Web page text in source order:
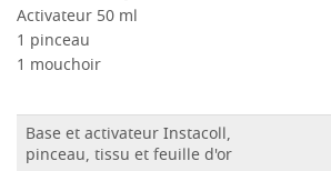
Activateur 50 ml
1 pinceau
1 mouchoir
Base et activateur Instacoll,
pinceau, tissu et feuille d'or